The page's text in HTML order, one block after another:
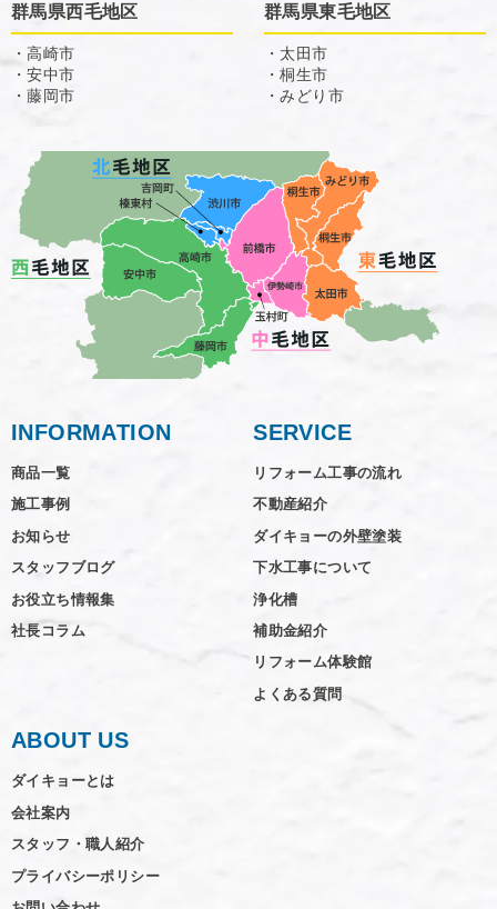
群馬県西毛地区
・高崎市
・安中市
・藤岡市
群馬県東毛地区
・太田市
・桐生市
・みどり市
INFORMATION
商品一覧
施工事例
お知らせ
スタッフブログ
お役立ち情報集
社長コラム
SERVICE
リフォーム工事の流れ
不動産紹介
ダイキョーの外壁塗装
下水工事について
浄化槽
補助金紹介
リフォーム体験館
よくある質問
ABOUT US
ダイキョーとは
会社案内
スタッフ・職人紹介
プライバシーポリシー